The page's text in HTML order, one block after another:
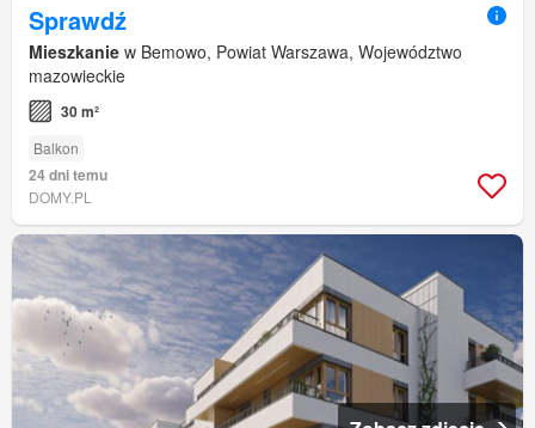
Sprawdź
Mieszkanie w Bemowo, Powiat Warszawa, Województwo
mazowieckie
30 m²
Balkon
24 dni temu
DOMY.PL